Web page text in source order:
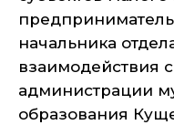
начальника
взаимодействия
администрации
образования